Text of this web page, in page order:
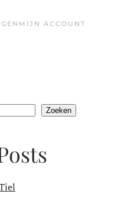
MIJN ACCOUNT
Zoeken